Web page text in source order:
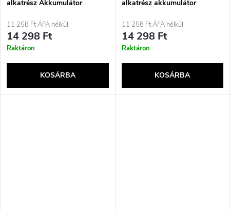
alkatrész Akkumulátor
11 258 Ft ÁFA nélkül
14 298 Ft
Raktáron
KOSÁRBA
alkatrész akkumulátor
11 258 Ft ÁFA nélkül
14 298 Ft
Raktáron
KOSÁRBA